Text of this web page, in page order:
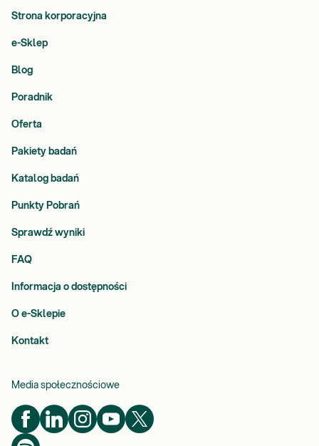
Strona korporacyjna
e-Sklep
Blog
Poradnik
Oferta
Pakiety badań
Katalog badań
Punkty Pobrań
Sprawdź wyniki
FAQ
Informacja o dostępności
O e-Sklepie
Kontakt
Media społecznościowe